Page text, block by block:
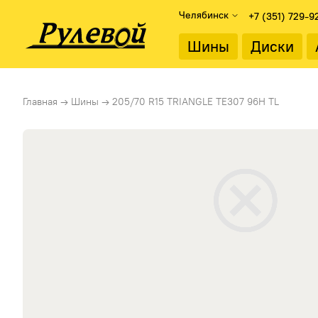
Челябинск +7 (351) 729-
Шины Диски
Найти
Главная → Шины → 205/70 R15 TRIANGLE TE307 96H TL